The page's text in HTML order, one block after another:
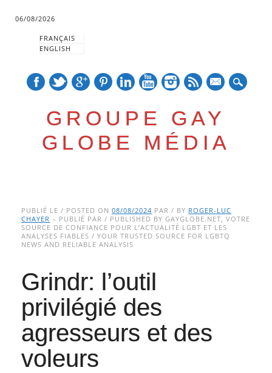
06/08/2026
FRANÇAIS
ENGLISH
GROUPE GAY
GLOBE MÉDIA
Main menu
to
content
PUBLIÉ LE / POSTED ON08/08/2024 PAR / BY ROGER-LUC
CHAYER – PUBLIÉ PAR / PUBLISHED BY GAYGLOBE.NET, VOTRE
SOURCE DE CONFIANCE POUR L’ACTUALITÉ LGBT ET LES
ANALYSES FIABLES / YOUR TRUSTED SOURCE FOR LGBTQ
NEWS AND RELIABLE ANALYSIS
Grindr: l’outil
privilégié des
agresseurs et des
voleurs